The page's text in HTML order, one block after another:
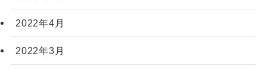
2022年4月
2022年3月